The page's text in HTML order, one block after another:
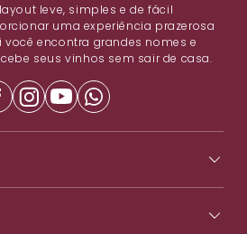
leve, simples e de fácil
uma experiência prazerosa
encontra grandes nomes e
seus vinhos sem sair de casa.